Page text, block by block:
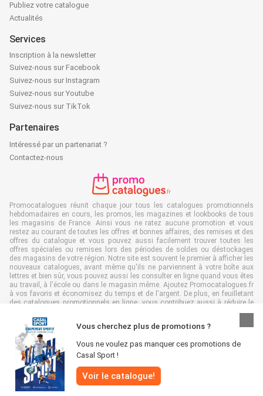
Vous cherchez plus de promotions ?
Vous ne voulez pas manquer ces promotions de
Casal Sport !
Voir le catalogue!
Publiez votre catalogue
Actualités
Services
Inscription à la newsletter
Suivez-nous sur Facebook
Suivez-nous sur Instagram
Suivez-nous sur Youtube
Suivez-nous sur TikTok
Partenaires
Intéressé par un partenariat ?
Contactez-nous
Promocatalogues réunit chaque jour tous les catalogues promotionnels
hebdomadaires en cours, les promos, les magazines et lookbooks de tous
les magasins de France. Ainsi vous ne ratez aucune promotion et vous
restez au courant de toutes les offres et bonnes affaires, des remises et des
offres du catalogue et vous pouvez aussi facilement trouver toutes les
offres spéciales ou remises lors des périodes de soldes ou déstockages
des magasins de votre région. Notre site est souvent le premier à afficher les
nouveaux catalogues, avant même qu'ils ne parviennent à votre boîte aux
lettres et bien sûr, vous pouvez aussi les consulter en ligne quand vous êtes
au travail, à l'école ou dans le magasin même. Ajoutez Promocatalogues.fr
à vos favoris et économisez du temps et de l'argent. De plus, en feuilletant
des catalogues promotionnels en ligne, vous contribuez aussi à réduire le
Tous droits réservés & copie : Promocatalogues.fr 2026 |
responsabilité |Conditions générales|Politique de confidentialité